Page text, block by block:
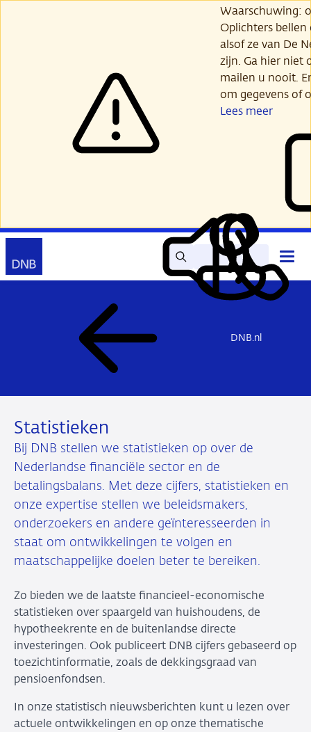
Waarschuwing:
Oplichters
alsof ze van De
zijn. Ga hier niet
mailen u nooit.
om gegevens of
Lees meer
Zoek Lees
voor
Mijn
DNB
Contact
DNB.nl
Statistieken
Bij DNB stellen we statistieken op over de
Nederlandse financiële sector en de
betalingsbalans. Met deze cijfers, statistieken en
onze expertise stellen we beleidsmakers,
onderzoekers en andere geïnteresseerden in
staat om ontwikkelingen te volgen en
maatschappelijke doelen beter te bereiken.
Zo bieden we de laatste financieel-economische
statistieken over spaargeld van huishoudens, de
hypotheekrente en de buitenlandse directe
investeringen. Ook publiceert DNB cijfers gebaseerd op
toezichtinformatie, zoals de dekkingsgraad van
pensioenfondsen.
In onze statistisch nieuwsberichten kunt u lezen over
actuele ontwikkelingen en op onze thematische